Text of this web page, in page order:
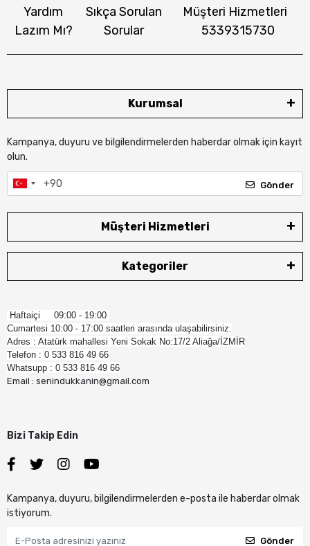
Yardım
Lazım Mı?
Sıkça Sorulan
Sorular
Müşteri Hizmetleri
5339315730
Kurumsal
Kampanya, duyuru ve bilgilendirmelerden haberdar olmak için kayıt
olun.
Gönder
Müşteri Hizmetleri
Kategoriler
Haftaiçi 09:00 - 19:00
Cumartesi 10:00 - 17:00 saatleri arasında ulaşabilirsiniz.
Adres : Atatürk mahallesi Yeni Sokak No:17/2 Aliağa/İZMİR
Telefon : 0 533 816 49 66
Whatsupp : 0 533 816 49 66
Email : senindukkanin@gmail.com
Bizi Takip Edin
Kampanya, duyuru, bilgilendirmelerden e-posta ile haberdar olmak
istiyorum.
Gönder